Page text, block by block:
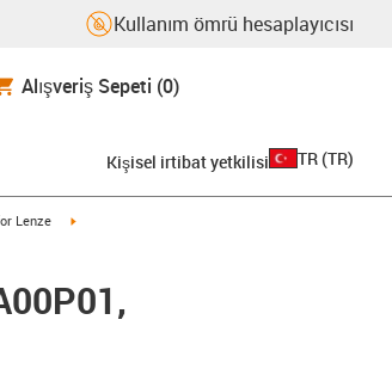
Kullanım ömrü hesaplayıcısı
Alışveriş Sepeti (0)
Kişisel irtibat yetkilisi TR (TR)
right
Lenze